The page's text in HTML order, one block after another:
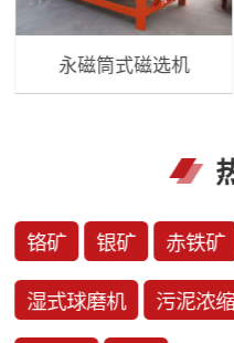
永磁筒式磁选机
铬矿 银矿 赤铁矿
湿式球磨机 污泥浓